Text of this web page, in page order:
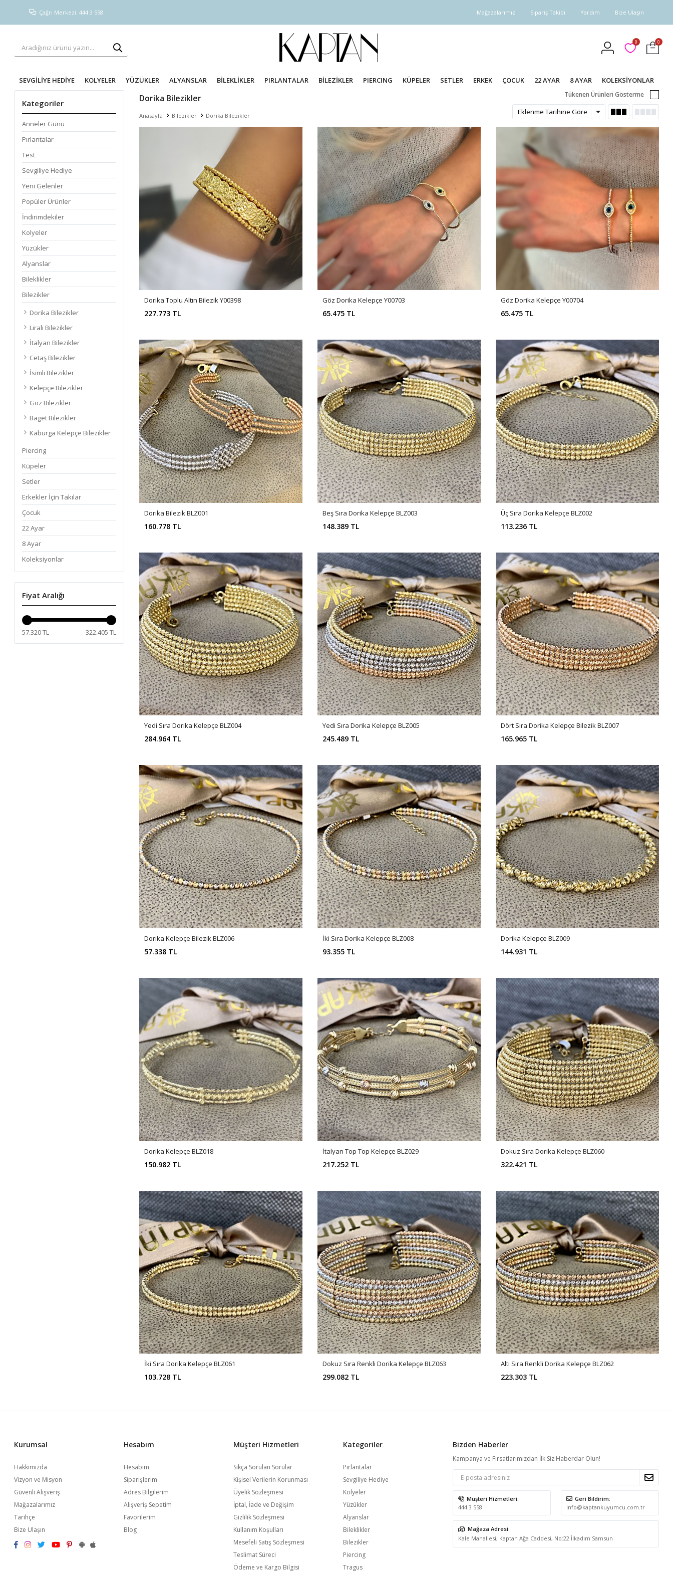
Çağrı Merkezi: 444 3 558 Mağazalarımız Sipariş Takibi Yardım Bize Ulaşın
0 0
SEVGİLİYE HEDİYE KOLYELER YÜZÜKLER ALYANSLAR BİLEKLİKLER PIRLANTALAR BİLEZİKLER PIERCING KÜPELER SETLER ERKEK ÇOCUK 22 AYAR 8 AYAR KOLEKSİYONLAR
Kategoriler
Anneler Günü
Pırlantalar
Test
Sevgiliye Hediye
Yeni Gelenler
Popüler Ürünler
İndirimdekiler
Kolyeler
Yüzükler
Alyanslar
Bileklikler
Bilezikler
Dorika Bilezikler
Liralı Bilezikler
İtalyan Bilezikler
Cetaş Bilezikler
İsimli Bilezikler
Kelepçe Bilezikler
Göz Bilezikler
Baget Bilezikler
Kaburga Kelepçe Bilezikler
Piercing
Küpeler
Setler
Erkekler İçin Takılar
Çocuk
22 Ayar
8 Ayar
Koleksiyonlar
Fiyat Aralığı
57.320 TL 322.405 TL
Dorika Bilezikler
Anasayfa Bilezikler Dorika Bilezikler
Tükenen Ürünleri Gösterme
Dorika Toplu Altın Bilezik Y00398
227.773 TL
Göz Dorika Kelepçe Y00703
65.475 TL
Göz Dorika Kelepçe Y00704
65.475 TL
Dorika Bilezik BLZ001
160.778 TL
Beş Sıra Dorika Kelepçe BLZ003
148.389 TL
Üç Sıra Dorika Kelepçe BLZ002
113.236 TL
Yedi Sıra Dorika Kelepçe BLZ004
284.964 TL
Yedi Sıra Dorika Kelepçe BLZ005
245.489 TL
Dört Sıra Dorika Kelepçe Bilezik BLZ007
165.965 TL
Dorika Kelepçe Bilezik BLZ006
57.338 TL
İki Sıra Dorika Kelepçe BLZ008
93.355 TL
Dorika Kelepçe BLZ009
144.931 TL
Dorika Kelepçe BLZ018
150.982 TL
İtalyan Top Top Kelepçe BLZ029
217.252 TL
Dokuz Sıra Dorika Kelepçe BLZ060
322.421 TL
İki Sıra Dorika Kelepçe BLZ061
103.728 TL
Dokuz Sıra Renkli Dorika Kelepçe BLZ063
299.082 TL
Altı Sıra Renkli Dorika Kelepçe BLZ062
223.303 TL
Kurumsal
Hakkımızda
Vizyon ve Misyon
Güvenli Alışveriş
Mağazalarımız
Tarihçe
Bize Ulaşın
Hesabım
Hesabım
Siparişlerim
Adres Bilgilerim
Alışveriş Sepetim
Favorilerim
Blog
Müşteri Hizmetleri
Sıkça Sorulan Sorular
Kişisel Verilerin Korunması
Üyelik Sözleşmesi
İptal, İade ve Değişim
Gizlilik Sözleşmesi
Kullanım Koşulları
Mesefeli Satış Sözleşmesi
Teslimat Süreci
Ödeme ve Kargo Bilgisi
Kategoriler
Pırlantalar
Sevgiliye Hediye
Kolyeler
Yüzükler
Alyanslar
Bileklikler
Bilezikler
Piercing
Tragus
Bizden Haberler
Kampanya ve Fırsatlarımızdan İlk Siz Haberdar Olun!
Müşteri Hizmetleri:
444 3 558
Geri Bildirim:
info@kaptankuyumcu.com.tr
Mağaza Adresi:
Kale Mahallesi, Kaptan Ağa Caddesi, No:22 İlkadım Samsun